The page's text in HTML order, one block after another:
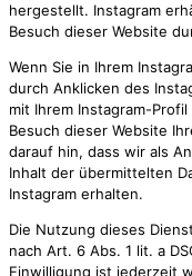
hergestellt. Instagram
Besuch dieser Website
Wenn Sie in Ihrem
durch Anklicken des
mit Ihrem Instagram-
Besuch dieser Website
darauf hin, dass wir als
Inhalt der übermittelten
Instagram erhalten.
Die Nutzung dieses
nach Art. 6 Abs. 1 lit. a
Einwilligung ist jederzeit